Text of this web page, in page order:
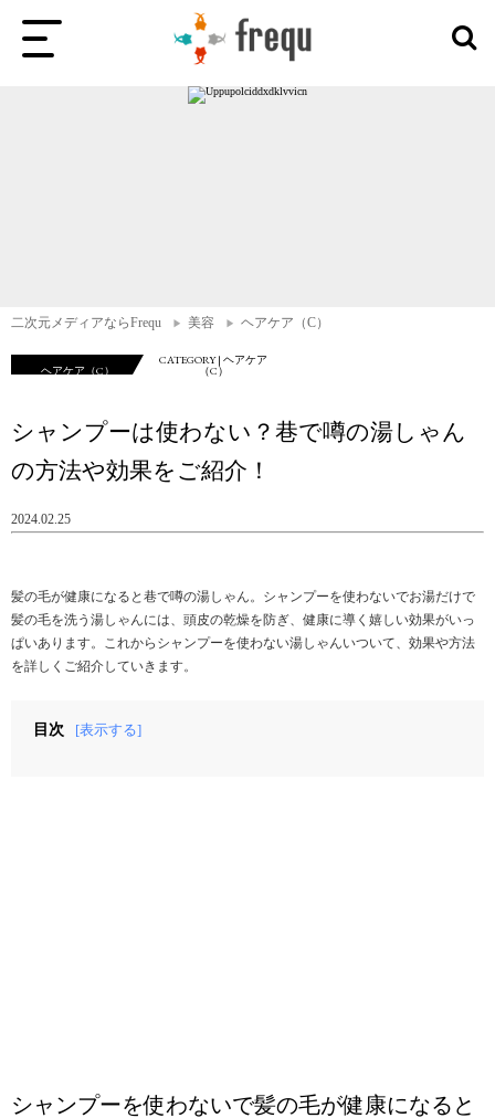
二次元メディアならFrequ 美容 ヘアケア（C）
ヘアケア（C）
CATEGORY | ヘアケア
（C）
シャンプーは使わない？巷で噂の湯しゃん
の方法や効果をご紹介！
2024.02.25
髪の毛が健康になると巷で噂の湯しゃん。シャンプーを使わないでお湯だけで
髪の毛を洗う湯しゃんには、頭皮の乾燥を防ぎ、健康に導く嬉しい効果がいっ
ぱいあります。これからシャンプーを使わない湯しゃんいついて、効果や方法
を詳しくご紹介していきます。
目次 [表示する]
シャンプーを使わないで髪の毛が健康になると